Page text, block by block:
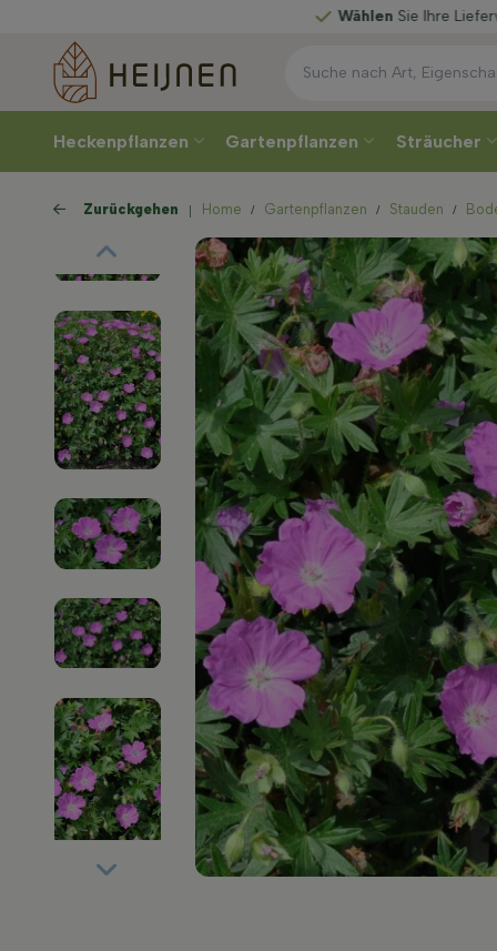
Sie Ihre Lieferwoche
Heckenpflanzen Gartenpflanzen Sträucher
Zurückgehen Home Gartenpflanzen Stauden